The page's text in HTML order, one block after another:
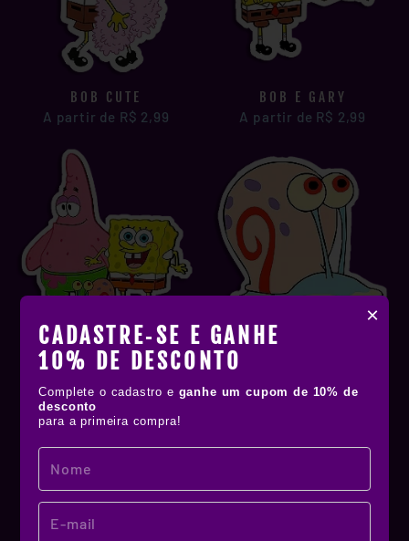
×
CADASTRE‑SE E GANHE
10% DE DESCONTO
Complete o cadastro e ganhe um cupom de 10% de
desconto
para a primeira compra!
BOB CUTE
A partir de R$ 2,99
BOB E GARY
A partir de R$ 2,99
BOB PATRICK E GARY
A partir de R$ 2,99